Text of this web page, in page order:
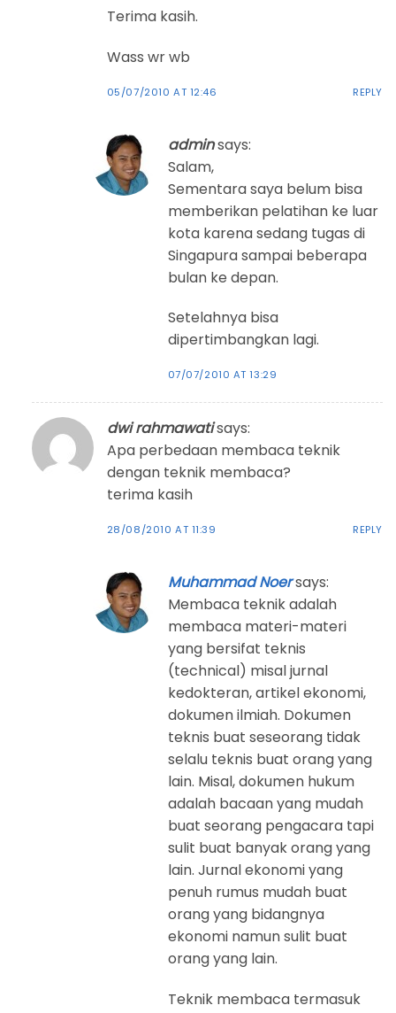
Terima kasih.
Wass wr wb
05/07/2010 AT 12:46 REPLY
adminsays:
Salam,
Sementara saya belum bisa
memberikan pelatihan ke luar
kota karena sedang tugas di
Singapura sampai beberapa
bulan ke depan.
Setelahnya bisa
dipertimbangkan lagi.
07/07/2010 AT 13:29
dwi rahmawatisays:
Apa perbedaan membaca teknik
dengan teknik membaca?
terima kasih
28/08/2010 AT 11:39 REPLY
Muhammad Noersays:
Membaca teknik adalah
membaca materi-materi
yang bersifat teknis
(technical) misal jurnal
kedokteran, artikel ekonomi,
dokumen ilmiah. Dokumen
teknis buat seseorang tidak
selalu teknis buat orang yang
lain. Misal, dokumen hukum
adalah bacaan yang mudah
buat seorang pengacara tapi
sulit buat banyak orang yang
lain. Jurnal ekonomi yang
penuh rumus mudah buat
orang yang bidangnya
ekonomi namun sulit buat
orang yang lain.
Teknik membaca termasuk